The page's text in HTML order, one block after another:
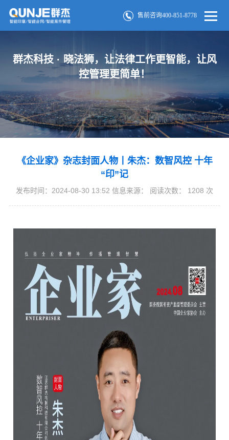
售前咨询400-851-8778
群杰科技 · 晓法狮，让法律工作更智能，让风
控管理更简单！
《企业家》杂志封面人物丨朱杰：数智风控 十年
“印”记
发布时间：2024-08-30 13:52 信息来源： 阅读次数： 1208 次